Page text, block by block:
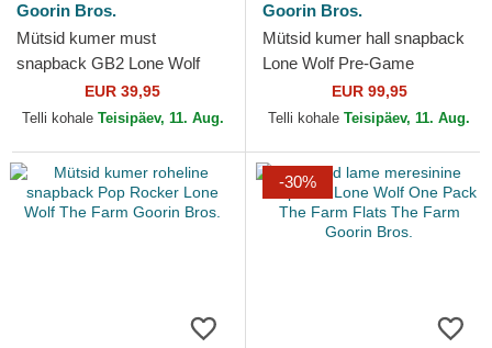
Goorin Bros.
Mütsid kumer must
snapback GB2 Lone Wolf
The Rocker The Farm Goorin
Bros.
EUR 39,95
Telli kohale Teisipäev, 11. Aug.
Goorin Bros.
Mütsid kumer hall snapback
Lone Wolf Pre-Game
Seasonal The Farm Goorin
Bros.
EUR 99,95
Telli kohale Teisipäev, 11. Aug.
-30%